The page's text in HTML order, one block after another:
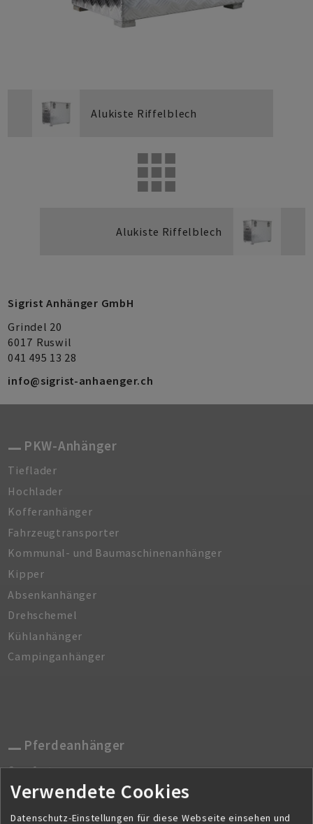
Alukiste Riffelblech
Alukiste Riffelblech
Sigrist Anhänger GmbH
Grindel 20
6017 Ruswil
041 495 13 28
info@sigrist-anhaenger.ch
PKW-Anhänger
Tieflader
Hochlader
Kofferanhänger
Fahrzeugtransporter
Kommunal- und Baumaschinenanhänger
Kipper
Absenkanhänger
Drehschemel
Kühlanhänger
Campinganhänger
Pferdeanhänger
Comfort
Master
Verwendete Cookies
Datenschutz-Einstellungen für diese Webseite einsehen und